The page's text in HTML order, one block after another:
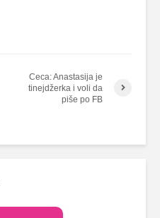
Ceca: Anastasija je
tinejdžerka i voli da
piše po FB